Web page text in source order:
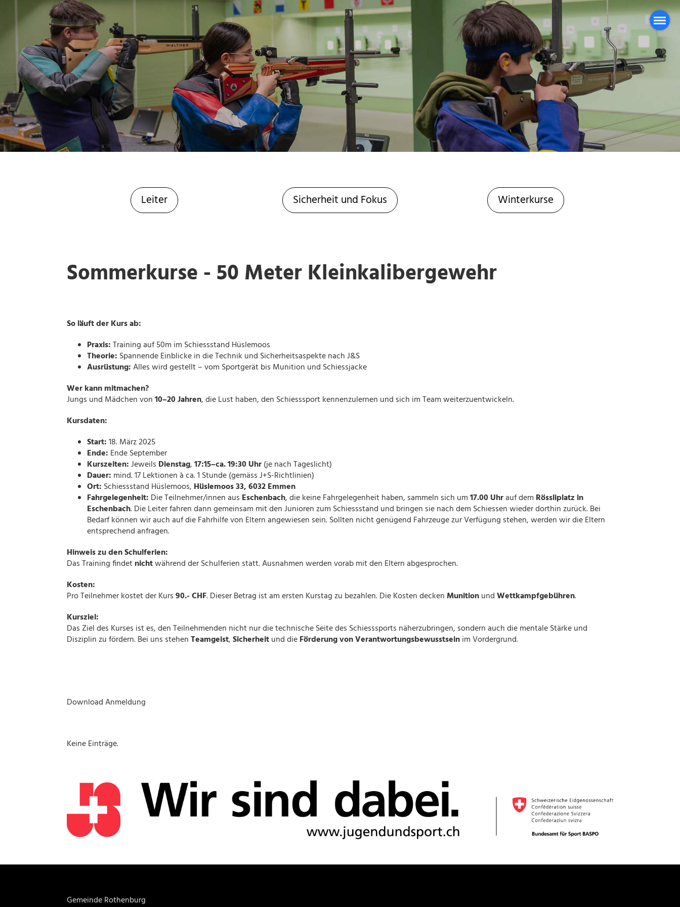
Leiter Sicherheit und Fokus Winterkurse
Sommerkurse - 50 Meter Kleinkalibergewehr
So läuft der Kurs ab:
Praxis:Training auf 50m im Schiessstand Hüslemoos
Theorie: Spannende Einblicke in die Technik und Sicherheitsaspekte nach J&S
Ausrüstung:Alles wird gestellt – vom Sportgerät bis Munition und Schiessjacke
Wer kann mitmachen?
Jungs und Mädchen von10–20 Jahren, die Lust haben, den Schiesssport kennenzulernen und sich im Team weiterzuentwickeln.
Kursdaten:
Start:18. März 2025
Ende: Ende September
Kurszeiten:Jeweils Dienstag,17:15–ca. 19:30 Uhr(je nach Tageslicht)
Dauer: mind. 17 Lektionen à ca. 1 Stunde (gemäss J+S-Richtlinien)
Ort: Schiessstand Hüslemoos, Hüslemoos 33, 6032 Emmen
Fahrgelegenheit: Die Teilnehmer/innen aus Eschenbach, die keine Fahrgelegenheit haben, sammeln sich um17.00 Uhrauf dem Rössliplatz in
Eschenbach. Die Leiter fahren dann gemeinsam mit den Junioren zum Schiessstand und bringen sie nach dem Schiessen wieder dorthin zurück. Bei
Bedarf können wir auch auf die Fahrhilfe von Eltern angewiesen sein. Sollten nicht genügend Fahrzeuge zur Verfügung stehen, werden wir die Eltern
entsprechend anfragen.
Hinweis zu den Schulferien:
Das Training findetnichtwährend der Schulferien statt. Ausnahmen werden vorab mit den Eltern abgesprochen.
Kosten:
Pro Teilnehmer kostet der Kurs90.- CHF. Dieser Betrag ist am ersten Kurstag zu bezahlen. Die Kosten deckenMunitionundWettkampfgebühren.
Kursziel:
Das Ziel des Kurses ist es, den Teilnehmenden nicht nur die technische Seite des Schiesssports näherzubringen, sondern auch die mentale Stärke und
Disziplin zu fördern. Bei uns stehenTeamgeist,Sicherheitund dieFörderung von Verantwortungsbewusstseinim Vordergrund.
Download Anmeldung
Keine Einträge.
Gemeinde Rothenburg